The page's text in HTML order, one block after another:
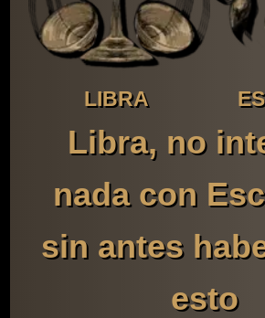
LIBRA
Libra, no
nada con
sin antes
esto